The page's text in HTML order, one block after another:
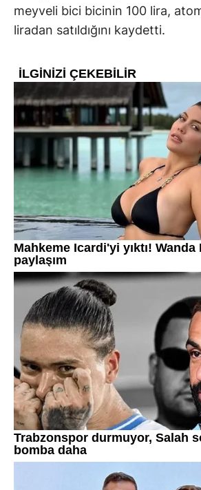
meyveli bici bicinin 100 lira,
liradan satıldığını kaydetti.